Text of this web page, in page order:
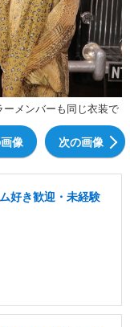
メンバーも同じ衣装で
像 次の画像
好き歓迎・未経験